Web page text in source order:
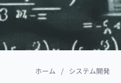
ホーム / システム開発